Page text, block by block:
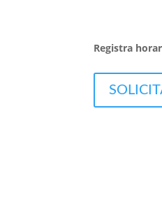
Registra